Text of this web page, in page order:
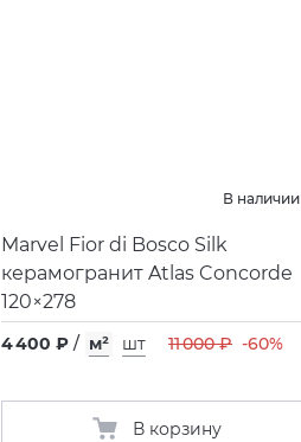
В наличии
Marvel Fior di Bosco Silk
керамогранит Atlas Concorde
120×278
4 400 ₽ / м² шт 11 000 ₽ -60%
В корзину